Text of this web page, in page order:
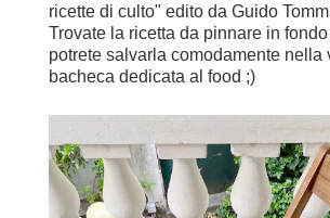
ricette di culto" edito da Guido
Trovate la ricetta da pinnare in
potrete salvarla comodamente nella
bacheca dedicata al food ;)